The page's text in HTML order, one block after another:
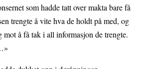
som hadde tatt over makta bare få
trengte å vite hva de holdt på med, og
mot å få tak i all informasjon de trengte.